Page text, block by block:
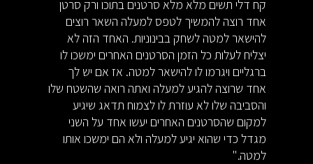
קח דלי תשים מלא מלא סרטנים בתוכו ורק סרטן
אחד רוצה להמשיך לטפס למעלה השאר רוצים
להישאר למטה לשחק בבינוניות. האחד הזה לא
יצליח לעלות כל הזמן הסרטנים האחרים ימשכו לו
ברגליים ויגרמו לו להישאר למטה. אז אם יש לך
אחד שרוצה להגיע למעלה ואתה רואה שהשטח שלו
והסביבה שלו לא עוזרת לו לצמוח תדאג שיגיע
למקום שהסרטנים האחרים יעשו אחד על השני
מגדל כדי שהוא יגיע למעלה ולא הם ימשכו אותו
למטה."